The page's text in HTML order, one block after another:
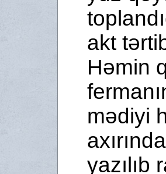
akt
Həmin
mədiyi
yazılıb